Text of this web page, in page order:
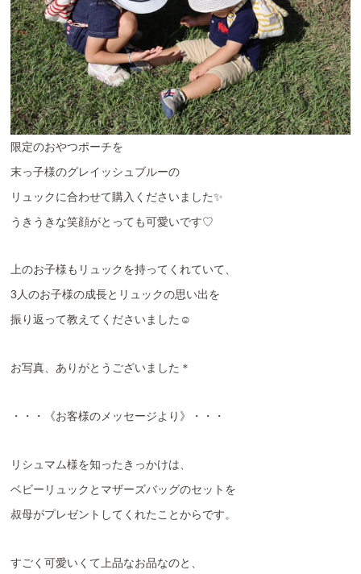
限定のおやつポーチを
末っ子様のグレイッシュブルーの
リュックに合わせて購入くださいました✨
うきうきな笑顔がとっても可愛いです♡
上のお子様もリュックを持ってくれていて、
3人のお子様の成長とリュックの思い出を
振り返って教えてくださいました☺
お写真、ありがとうございました＊
・・・《お客様のメッセージより》・・・
リシュマム様を知ったきっかけは、
ベビーリュックとマザーズバッグのセットを
叔母がプレゼントしてくれたことからです。
すごく可愛いくて上品なお品なのと、